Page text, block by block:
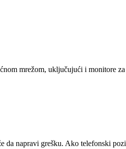
mrežom, uključujući i monitore
da napravi grešku. Ako telefonski